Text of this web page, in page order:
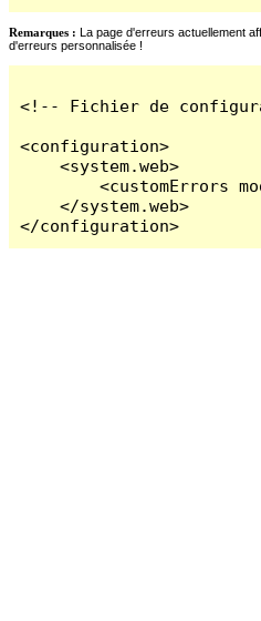
Remarques : La page d'erreurs actuellement
d'erreurs personnalisée !
<!-- Fichier de
<configuration>
    <system.web>
<customErrors
    </system.web>
</configuration>